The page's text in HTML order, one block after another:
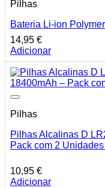
Pilhas
Bateria Li-ion
14,95 €
Adicionar
Pilhas
Pilhas Alcalinas D
Pack com 2
10,95 €
Adicionar